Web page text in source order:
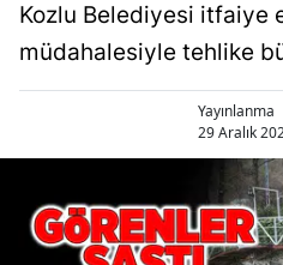
Kozlu Belediyesi itfaiye
müdahalesiyle tehlike
Yayınlanma
29 Aralık